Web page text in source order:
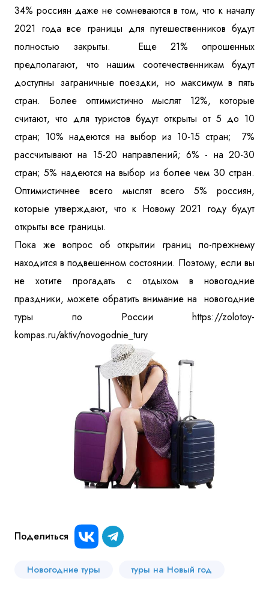
34% россиян даже не сомневаются в том, что к началу
2021 года все границы для путешественников будут
полностью закрыты. Еще 21% опрошенных
предполагают, что нашим соотечественникам будут
доступны заграничные поездки, но максимум в пять
стран. Более оптимистично мыслят 12%, которые
считают, что для туристов будут открыты от 5 до 10
стран; 10% надеются на выбор из 10-15 стран; 7%
рассчитывают на 15-20 направлений; 6% - на 20-30
стран; 5% надеются на выбор из более чем 30 стран.
Оптимистичнее всего мыслят всего 5% россиян,
которые утверждают, что к Новому 2021 году будут
открыты все границы.
Пока же вопрос об открытии границ по-прежнему
находится в подвешенном состоянии. Поэтому, если вы
не хотите прогадать с отдыхом в новогодние
праздники, можете обратить внимание на новогодние
туры по России https://zolotoy-
kompas.ru/aktiv/novogodnie_tury
Поделиться
Новогодние туры туры на Новый год
Отправить